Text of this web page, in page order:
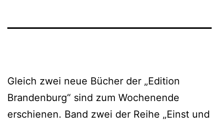
Gleich zwei neue Bücher der „Edition
Brandenburg“ sind zum Wochenende
erschienen. Band zwei der Reihe „Einst und